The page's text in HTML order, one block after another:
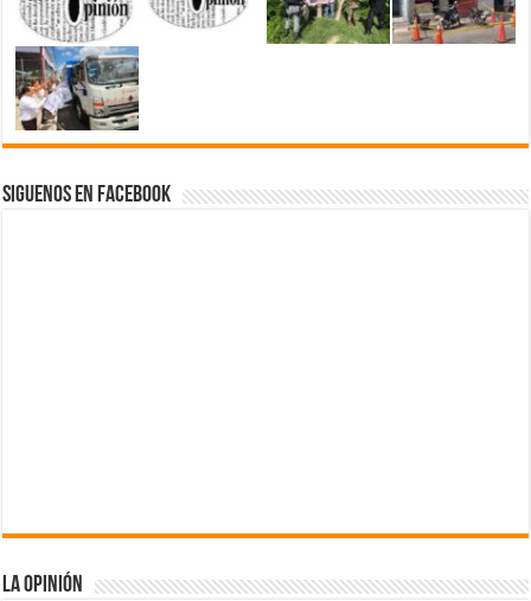
Siguenos en Facebook
La Opinión